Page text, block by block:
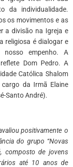
da individualidade.
os movimentos e as
a divisão na Igreja e
religiosa é dialogar e
empenho. A
Dom Pedro. A
Católica Shalom
da Irmã Elaine
Santo André).
positivamente o
do grupo “Novas
composto de jovens
até 10 anos de